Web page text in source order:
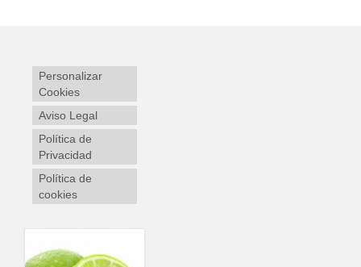
Personalizar
Cookies
Aviso Legal
Política de
Privacidad
Política de
cookies